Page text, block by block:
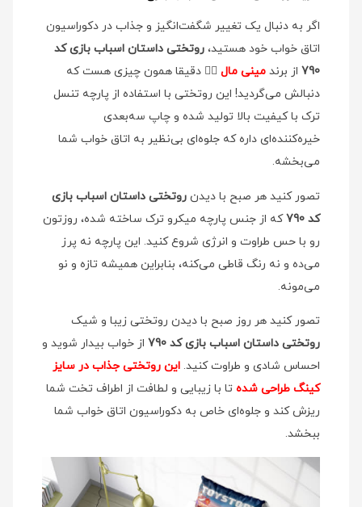
اگر به دنبال یک تغییر شگفت‌انگیز و جذاب در دکوراسیون
اتاق خواب خود هستید، روتختی داستان اسباب بازی کد
790 از برند مینی مال 👉🏻 دقیقا همون چیزی هست که
دنبالش می‌گردید! این روتختی با استفاده از پارچه تنسل
ترک با کیفیت بالا تولید شده و چاپ سه‌بعدی
خیره‌کننده‌ای داره که جلوه‌ای بی‌نظیر به اتاق خواب شما
می‌بخشه.
تصور کنید هر صبح با دیدن روتختی داستان اسباب بازی
کد 790
که از جنس پارچه میکرو ترک ساخته شده، روزتون
رو با حس طراوت و انرژی شروع کنید. این پارچه نه پرز
می‌ده و نه رنگ قاطی می‌کنه، بنابراین همیشه تازه و نو
می‌مونه.
تصور کنید هر روز صبح با دیدن روتختی زیبا و شیک
روتختی داستان اسباب بازی کد 790
از خواب بیدار شوید و
احساس شادی و طراوت کنید. این روتختی جذاب در سایز
کینگ طراحی شده تا با زیبایی و لطافت از اطراف تخت شما
ریزش کند و جلوه‌ای خاص به دکوراسیون اتاق خواب شما
ببخشد.